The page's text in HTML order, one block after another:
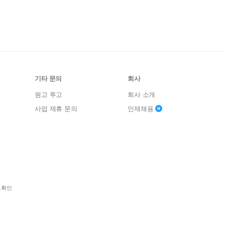
기타 문의
원고 투고
사업 제휴 문의
회사
회사 소개
인재채용
인